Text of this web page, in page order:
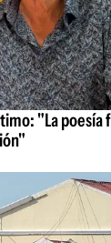
"La poesía